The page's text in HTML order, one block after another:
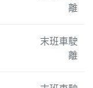
離
末班車駛
離